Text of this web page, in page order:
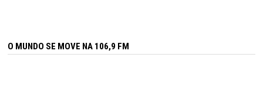
O MUNDO SE MOVE NA 106,9 FM